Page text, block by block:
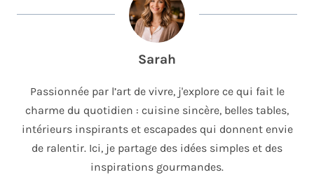
Sarah
Passionnée par l’art de vivre, j'explore ce qui fait le
charme du quotidien : cuisine sincère, belles tables,
intérieurs inspirants et escapades qui donnent envie
de ralentir. Ici, je partage des idées simples et des
inspirations gourmandes.